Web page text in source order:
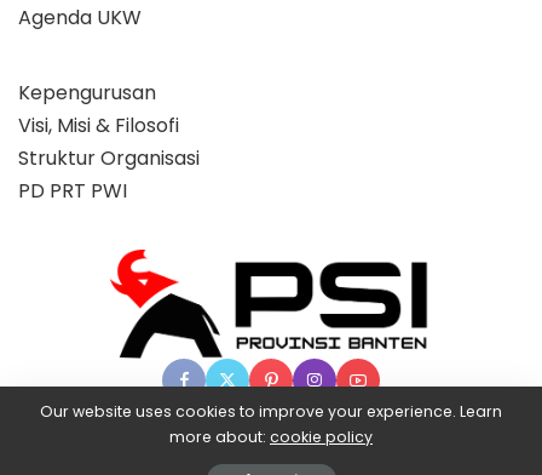
Agenda UKW
Kepengurusan
Visi, Misi & Filosofi
Struktur Organisasi
PD PRT PWI
Our website uses cookies to improve your experience. Learn
more about: cookie policy